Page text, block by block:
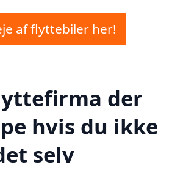
af flyttebiler her!
der
hvis du ikke
selv